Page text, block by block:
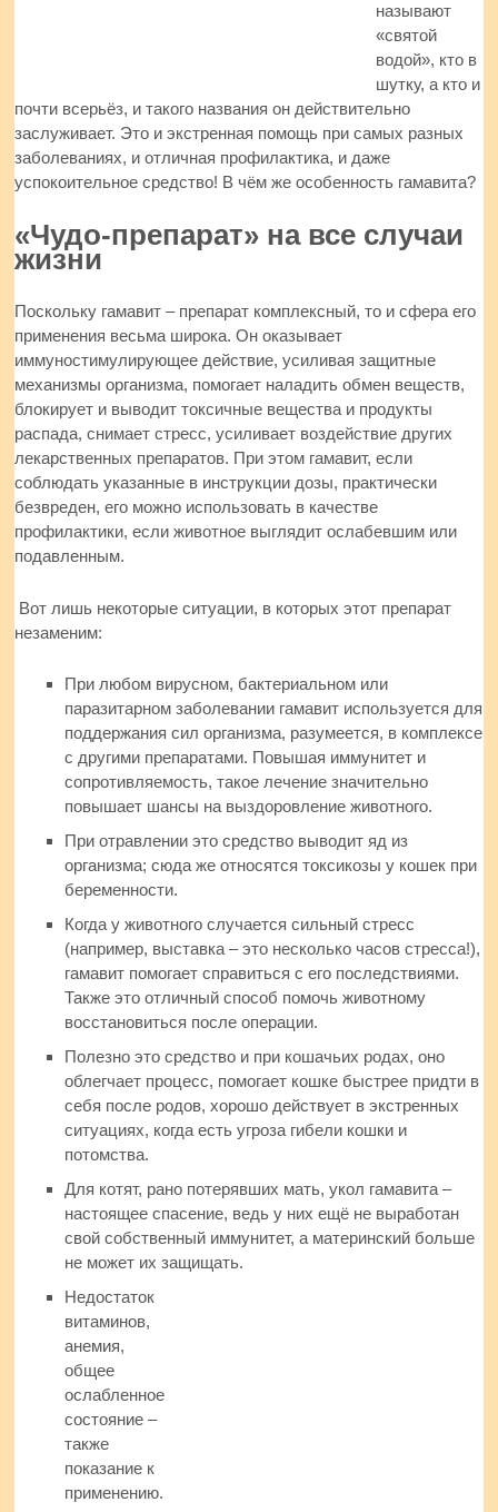
называют
«святой
водой», кто в
шутку, а кто и
почти всерьёз, и такого названия он действительно
заслуживает. Это и экстренная помощь при самых разных
заболеваниях, и отличная профилактика, и даже
успокоительное средство! В чём же особенность гамавита?
«Чудо-препарат» на все случаи
жизни
Поскольку гамавит – препарат комплексный, то и сфера его
применения весьма широка. Он оказывает
иммуностимулирующее действие, усиливая защитные
механизмы организма, помогает наладить обмен веществ,
блокирует и выводит токсичные вещества и продукты
распада, снимает стресс, усиливает воздействие других
лекарственных препаратов. При этом гамавит, если
соблюдать указанные в инструкции дозы, практически
безвреден, его можно использовать в качестве
профилактики, если животное выглядит ослабевшим или
подавленным.
Вот лишь некоторые ситуации, в которых этот препарат
незаменим:
При любом вирусном, бактериальном или
паразитарном заболевании гамавит используется для
поддержания сил организма, разумеется, в комплексе
с другими препаратами. Повышая иммунитет и
сопротивляемость, такое лечение значительно
повышает шансы на выздоровление животного.
При отравлении это средство выводит яд из
организма; сюда же относятся токсикозы у кошек при
беременности.
Когда у животного случается сильный стресс
(например, выставка – это несколько часов стресса!),
гамавит помогает справиться с его последствиями.
Также это отличный способ помочь животному
восстановиться после операции.
Полезно это средство и при кошачьих родах, оно
облегчает процесс, помогает кошке быстрее придти в
себя после родов, хорошо действует в экстренных
ситуациях, когда есть угроза гибели кошки и
потомства.
Для котят, рано потерявших мать, укол гамавита –
настоящее спасение, ведь у них ещё не выработан
свой собственный иммунитет, а материнский больше
не может их защищать.
Недостаток
витаминов,
анемия,
общее
ослабленное
состояние –
также
показание к
применению.